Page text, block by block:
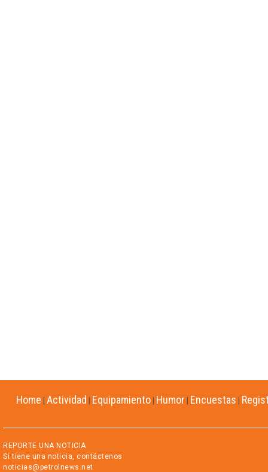
Home Actividad Equipamiento Humor Encuestas
REPORTE UNA NOTICIA
Si tiene una noticia, contáctenos
noticias@petrolnews.net